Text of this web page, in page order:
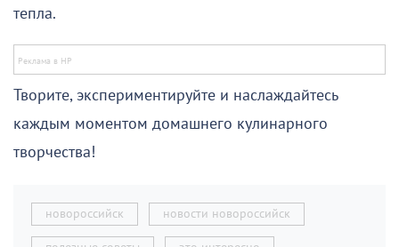
тепла.
Творите, экспериментируйте и наслаждайтесь
каждым моментом домашнего кулинарного
творчества!
новороссийск новости новороссийск